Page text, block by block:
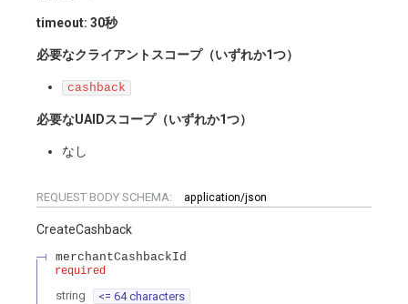
timeout: 30秒
必要なクライアントスコープ（いずれか1つ）
cashback
必要なUAIDスコープ（いずれか1つ）
なし
REQUEST BODY SCHEMA: application/json
CreateCashback
merchantCashbackId
required
string <= 64 characters